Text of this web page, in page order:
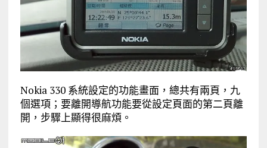
Nokia 330 系統設定的功能畫面，總共有兩頁，九
個選項；要離開導航功能要從設定頁面的第二頁離
開，步驟上顯得很麻煩。